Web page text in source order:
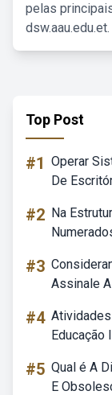
pelas
dsw.aau.edu.et.
Top Post
#1 Operar
De
#2 Na
#3
Assinale
#4
Educação
#5 Qual é A
E